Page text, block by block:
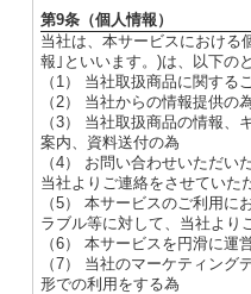
第9条（個人情報）
当社は、本サービスにおける
報｣といいます。)は、以下の
（1） 当社取扱商品に関する
（2） 当社からの情報提供の
（3） 当社取扱商品の情報、
案内、資料送付の為
（4） お問い合わせいただい
当社よりご連絡をさせていた
（5） 本サービスのご利用に
ラブル等に対して、当社より
（6） 本サービスを円滑に運
（7） 当社のマーケティング
形での利用をする為